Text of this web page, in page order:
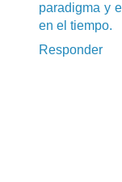
paradigma y
en el tiempo.
Responder